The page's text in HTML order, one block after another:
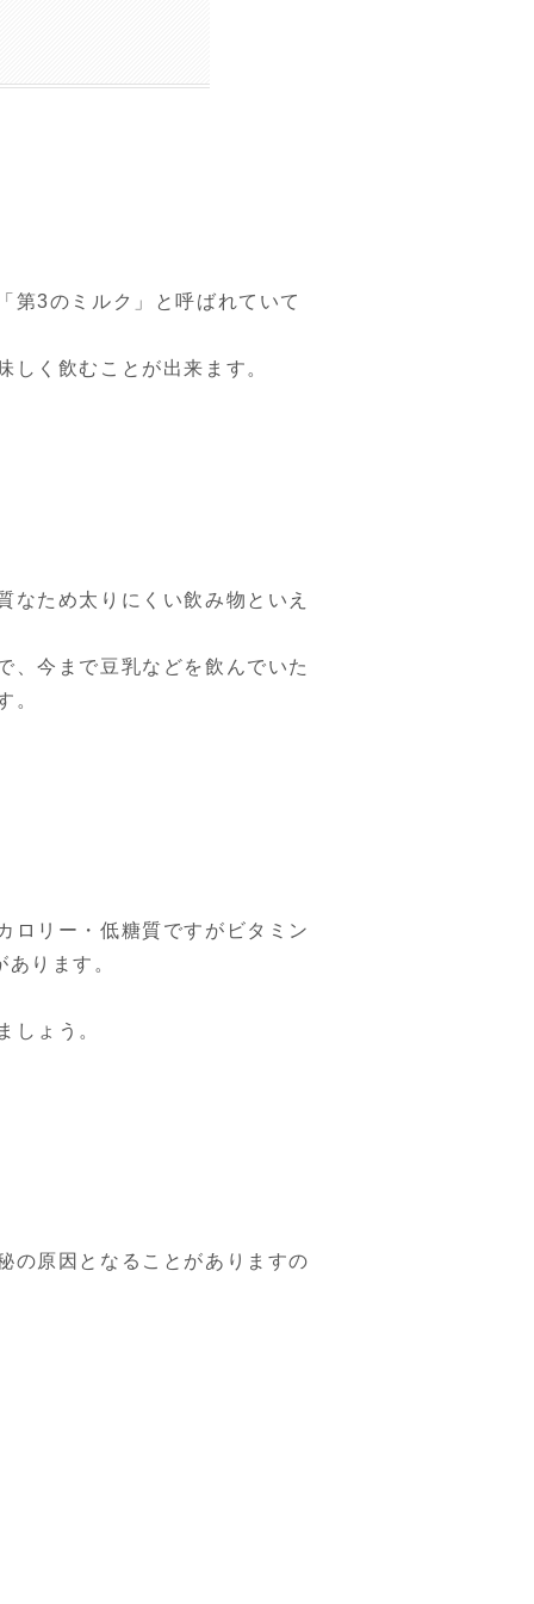
第3のミルク」と呼ばれていて
く飲むことが出来ます。
ため太りにくい飲み物といえ
、今まで豆乳などを飲んでいた
。
ロリー・低糖質ですがビタミン
ります。
しょう。
の原因となることがありますの